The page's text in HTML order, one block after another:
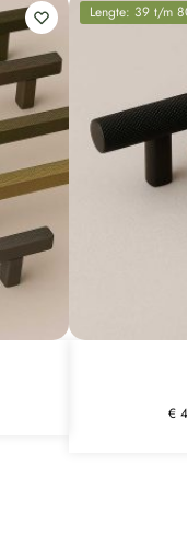
Lengte: 39 t/m
€